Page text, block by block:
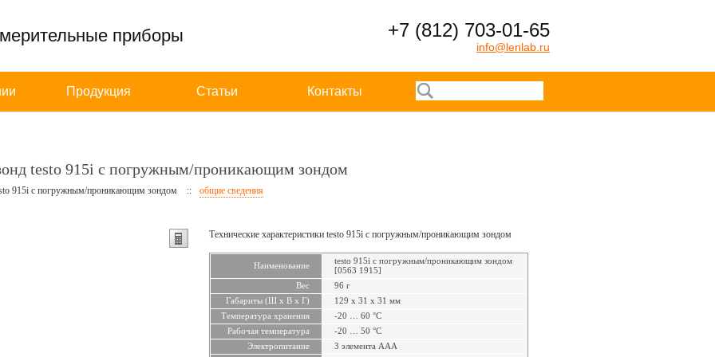
приборы +7 (812) 703-01-65
info@lenlab.ru
Продукция Статьи Контакты
testo 915i с погружным/проникающим зондом
915i с погружным/проникающим зондом :: общие сведения
Технические характеристики testo 915i с погружным/проникающим зондом
Наименование
testo 915i с погружным/проникающим зондом
[0563 1915]
Вес
96 г
Габариты (Ш х В х Г)
129 x 31 x 31 мм
Температура хранения
-20 … 60 °C
Рабочая температура
-20 … 50 °C
Электропитание
3 элемента AAA